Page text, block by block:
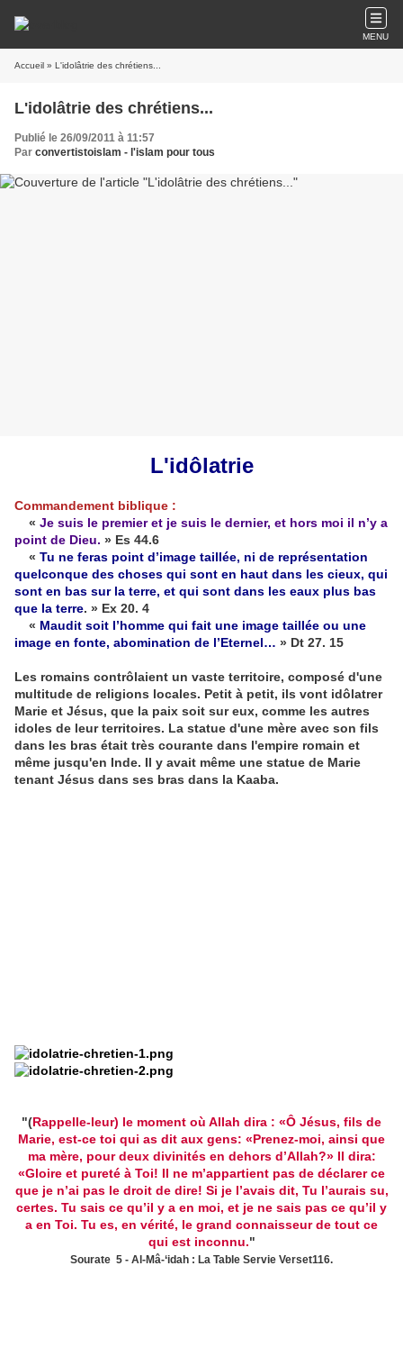
MENU
Accueil » L'idolâtrie des chrétiens...
L'idolâtrie des chrétiens...
Publié le 26/09/2011 à 11:57
Par convertistoislam - l'islam pour tous
L'idôlatrie
Commandement biblique :
« Je suis le premier et je suis le dernier, et hors moi il n’y a
point de Dieu. » Es 44.6
« Tu ne feras point d’image taillée, ni de représentation
quelconque des choses qui sont en haut dans les cieux, qui
sont en bas sur la terre, et qui sont dans les eaux plus bas
que la terre. » Ex 20. 4
« Maudit soit l’homme qui fait une image taillée ou une
image en fonte, abomination de l’Eternel… » Dt 27. 15
Les romains contrôlaient un vaste territoire, composé d'une
multitude de religions locales. Petit à petit, ils vont idôlatrer
Marie et Jésus, que la paix soit sur eux, comme les autres
idoles de leur territoires. La statue d'une mère avec son fils
dans les bras était très courante dans l'empire romain et
même jusqu'en Inde. Il y avait même une statue de Marie
tenant Jésus dans ses bras dans la Kaaba.
"(Rappelle-leur) le moment où Allah dira : «Ô Jésus, fils de
Marie, est-ce toi qui as dit aux gens: «Prenez-moi, ainsi que
ma mère, pour deux divinités en dehors d’Allah?» Il dira:
«Gloire et pureté à Toi! Il ne m’appartient pas de déclarer ce
que je n’ai pas le droit de dire! Si je l’avais dit, Tu l’aurais su,
certes. Tu sais ce qu’il y a en moi, et je ne sais pas ce qu’il y
a en Toi. Tu es, en vérité, le grand connaisseur de tout ce
qui est inconnu."
Sourate 5 - Al-Mâ-‘idah : La Table Servie Verset116.